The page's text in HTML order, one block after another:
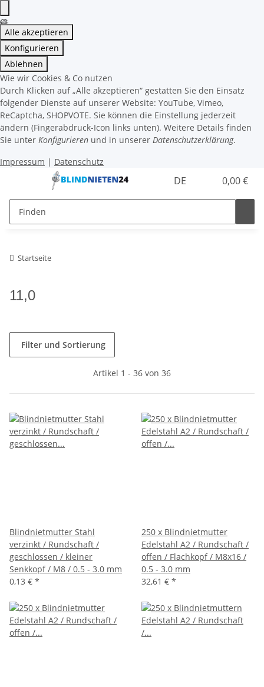
Alle akzeptieren
Konfigurieren
Ablehnen
Wie wir Cookies & Co nutzen
Durch Klicken auf „Alle akzeptieren“ gestatten Sie den Einsatz
folgender Dienste auf unserer Website: YouTube, Vimeo,
ReCaptcha, SHOPVOTE. Sie können die Einstellung jederzeit
ändern (Fingerabdruck-Icon links unten). Weitere Details finden
Sie unter Konfigurieren und in unserer Datenschutzerklärung.
Impressum | Datenschutz
DE 0,00 €
Startseite
11,0
Filter und Sortierung
Artikel 1 - 36 von 36
Blindnietmutter Stahl
verzinkt / Rundschaft /
geschlossen / kleiner
Senkkopf / M8 / 0.5 - 3.0 mm
0,13 € *
250 x Blindnietmutter
Edelstahl A2 / Rundschaft /
offen / Flachkopf / M8x16 /
0.5 - 3.0 mm
32,61 € *